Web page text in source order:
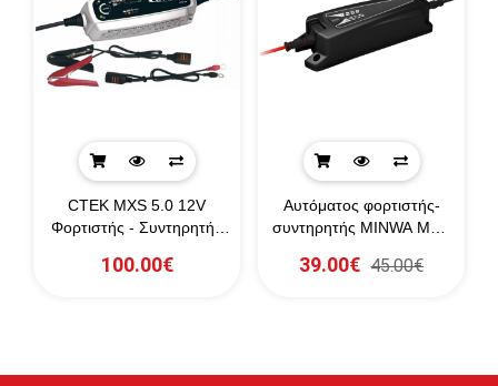
CTEK MXS 5.0 12V
Φορτιστής - Συντηρητής
100.00€
Αυτόματος φορτιστής-
συντηρητής MINWA MW-
39.00€ 45.00€